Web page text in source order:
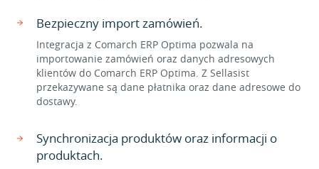
Bezpieczny import zamówień.
Integracja z Comarch ERP Optima pozwala na
importowanie zamówień oraz danych adresowych
klientów do Comarch ERP Optima. Z Sellasist
przekazywane są dane płatnika oraz dane adresowe do
dostawy.
Synchronizacja produktów oraz informacji o
produktach.